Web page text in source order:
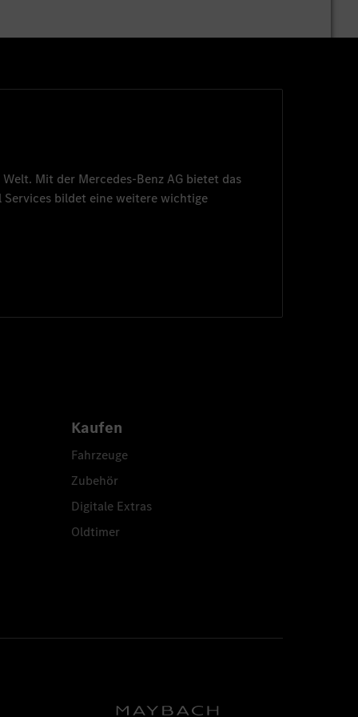
Mit der Mercedes-Benz AG bietet das
Services bildet eine weitere wichtige
Kaufen
Fahrzeuge
Zubehör
Digitale Extras
Oldtimer